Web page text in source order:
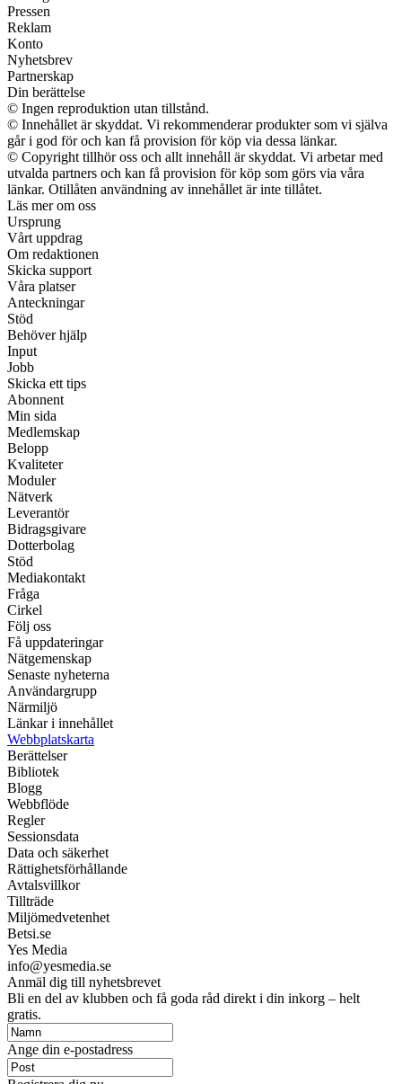
Pressen
Reklam
Konto
Nyhetsbrev
Partnerskap
Din berättelse
© Ingen reproduktion utan tillstånd.
© Innehållet är skyddat. Vi rekommenderar produkter som vi själva
går i god för och kan få provision för köp via dessa länkar.
© Copyright tillhör oss och allt innehåll är skyddat. Vi arbetar med
utvalda partners och kan få provision för köp som görs via våra
länkar. Otillåten användning av innehållet är inte tillåtet.
Läs mer om oss
Ursprung
Vårt uppdrag
Om redaktionen
Skicka support
Våra platser
Anteckningar
Stöd
Behöver hjälp
Input
Jobb
Skicka ett tips
Abonnent
Min sida
Medlemskap
Belopp
Kvaliteter
Moduler
Nätverk
Leverantör
Bidragsgivare
Dotterbolag
Stöd
Mediakontakt
Fråga
Cirkel
Följ oss
Få uppdateringar
Nätgemenskap
Senaste nyheterna
Användargrupp
Närmiljö
Länkar i innehållet
Webbplatskarta
Berättelser
Bibliotek
Blogg
Webbflöde
Regler
Sessionsdata
Data och säkerhet
Rättighetsförhållande
Avtalsvillkor
Tillträde
Miljömedvetenhet
Betsi.se
Yes Media
info@yesmedia.se
Anmäl dig till nyhetsbrevet
Bli en del av klubben och få goda råd direkt i din inkorg – helt
gratis.
Ange din e-postadress